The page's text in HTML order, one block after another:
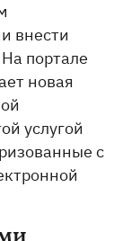
внести
портале
новая
услугой
с